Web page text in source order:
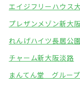
エイジフリーハウス
プレザンメゾン新大
れんげハイツ長居公
チャーム新大阪淡路
まんてん堂 グルー